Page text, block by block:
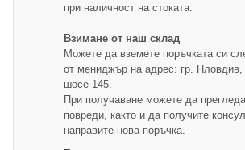
при наличност на стоката.
Взимане от наш склад
Можете да вземете поръчката си
от мениджър на адрес: гр. Пловдив,
шосе 145.
При получаване можете да
повреди, както и да получите
направите нова поръчка.